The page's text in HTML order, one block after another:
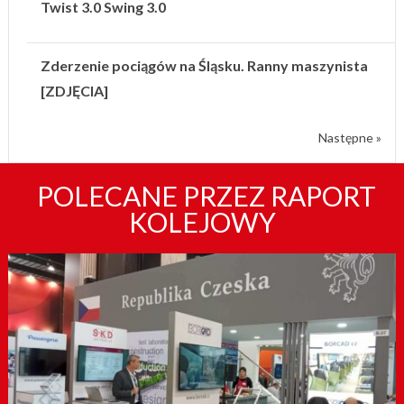
Twist 3.0 Swing 3.0
Zderzenie pociągów na Śląsku. Ranny maszynista
[ZDJĘCIA]
Następne »
POLECANE PRZEZ RAPORT
KOLEJOWY